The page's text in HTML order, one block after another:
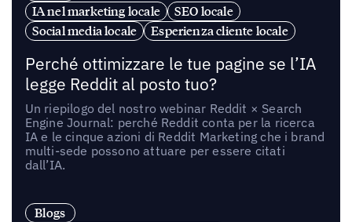
IA nel marketing locale
SEO locale
Social media locale
Esperienza cliente locale
Perché ottimizzare le tue pagine se l’IA
legge Reddit al posto tuo?
Un riepilogo del nostro webinar Reddit × Search
Engine Journal: perché Reddit conta per la ricerca
IA e le cinque azioni di Reddit Marketing che i brand
multi-sede possono attuare per essere citati
dall’IA.
Blogs